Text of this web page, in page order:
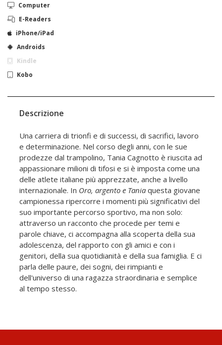
Computer
E-Readers
iPhone/iPad
Androids
Kindle
Kobo
Descrizione
Una carriera di trionfi e di successi, di sacrifici, lavoro
e determinazione. Nel corso degli anni, con le sue
prodezze dal trampolino, Tania Cagnotto è riuscita ad
appassionare milioni di tifosi e si è imposta come una
delle atlete italiane più apprezzate, anche a livello
internazionale. In Oro, argento e Tania questa giovane
campionessa ripercorre i momenti più significativi del
suo importante percorso sportivo, ma non solo:
attraverso un racconto che procede per temi e
parole chiave, ci accompagna alla scoperta della sua
adolescenza, del rapporto con gli amici e con i
genitori, della sua quotidianità e della sua famiglia. E ci
parla delle paure, dei sogni, dei rimpianti e
dell'universo di una ragazza straordinaria e semplice
al tempo stesso.